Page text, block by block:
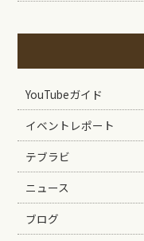
YouTubeガイド
イベントレポート
テブラビ
ニュース
ブログ